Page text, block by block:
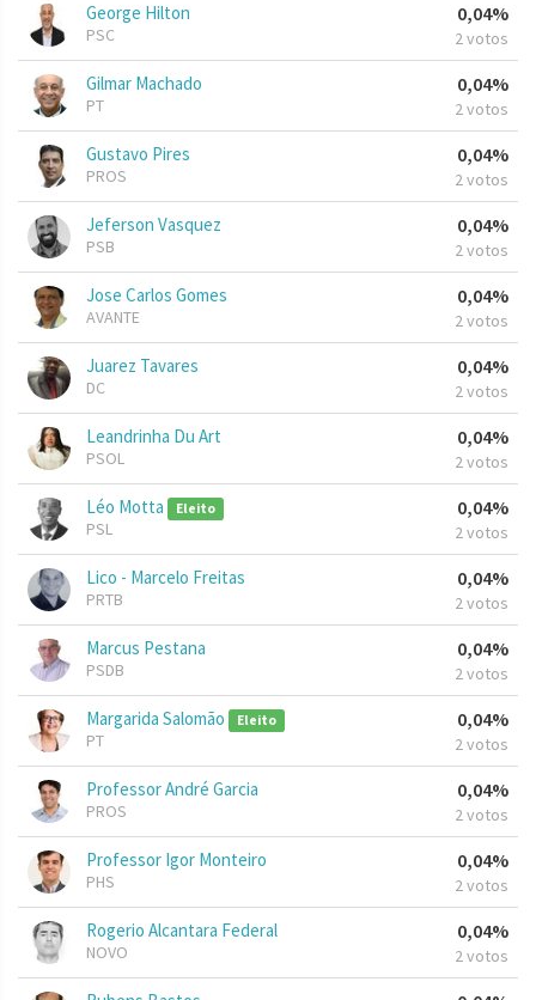
George Hilton
PSC
0,04%
2 votos
Gilmar Machado
PT
0,04%
2 votos
Gustavo Pires
PROS
0,04%
2 votos
Jeferson Vasquez
PSB
0,04%
2 votos
Jose Carlos Gomes
AVANTE
0,04%
2 votos
Juarez Tavares
DC
0,04%
2 votos
Leandrinha Du Art
PSOL
0,04%
2 votos
Léo Motta Eleito
PSL
0,04%
2 votos
Lico - Marcelo Freitas
PRTB
0,04%
2 votos
Marcus Pestana
PSDB
0,04%
2 votos
Margarida Salomão Eleito
PT
0,04%
2 votos
Professor André Garcia
PROS
0,04%
2 votos
Professor Igor Monteiro
PHS
0,04%
2 votos
Rogerio Alcantara Federal
NOVO
0,04%
2 votos